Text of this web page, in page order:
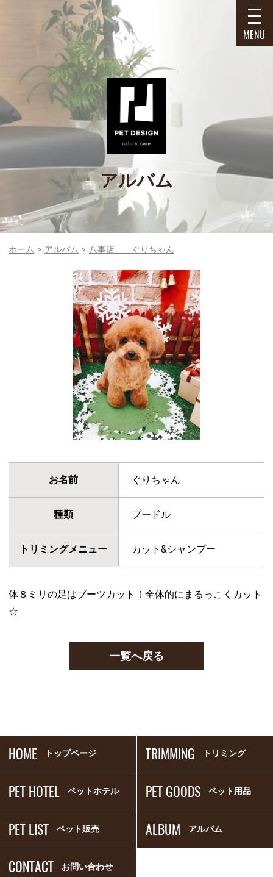
アルバム
MENU
ホーム アルバム 八事店 ぐりちゃん
お名前 ぐりちゃん
種類 プードル
トリミングメニュー カット&シャンプー
体８ミリの足はブーツカット！全体的にまるっこくカット
☆
一覧へ戻る
HOME トップページ TRIMMING トリミング
PET HOTEL ペットホテル PET GOODS ペット用品
PET LIST ペット販売 ALBUM アルバム
CONTACT お問い合わせ